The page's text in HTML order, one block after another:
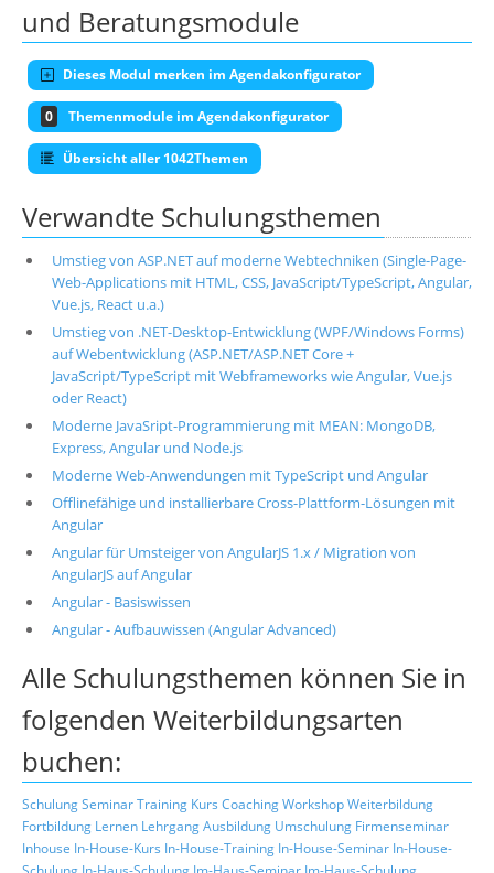
und Beratungsmodule
Dieses Modul merken im Agendakonfigurator
0 Themenmodule im Agendakonfigurator
Übersicht aller 1042Themen
Verwandte Schulungsthemen
Umstieg von ASP.NET auf moderne Webtechniken (Single-Page-
Web-Applications mit HTML, CSS, JavaScript/TypeScript, Angular,
Vue.js, React u.a.)
Umstieg von .NET-Desktop-Entwicklung (WPF/Windows Forms)
auf Webentwicklung (ASP.NET/ASP.NET Core +
JavaScript/TypeScript mit Webframeworks wie Angular, Vue.js
oder React)
Moderne JavaSript-Programmierung mit MEAN: MongoDB,
Express, Angular und Node.js
Moderne Web-Anwendungen mit TypeScript und Angular
Offlinefähige und installierbare Cross-Plattform-Lösungen mit
Angular
Angular für Umsteiger von AngularJS 1.x / Migration von
AngularJS auf Angular
Angular - Basiswissen
Angular - Aufbauwissen (Angular Advanced)
Alle Schulungsthemen können Sie in
folgenden Weiterbildungsarten
buchen:
SchulungSeminarTraining Kurs CoachingWorkshopWeiterbildung
Fortbildung Lernen LehrgangAusbildung Umschulung Firmenseminar
Inhouse In-House-Kurs In-House-Training In-House-Seminar In-House-